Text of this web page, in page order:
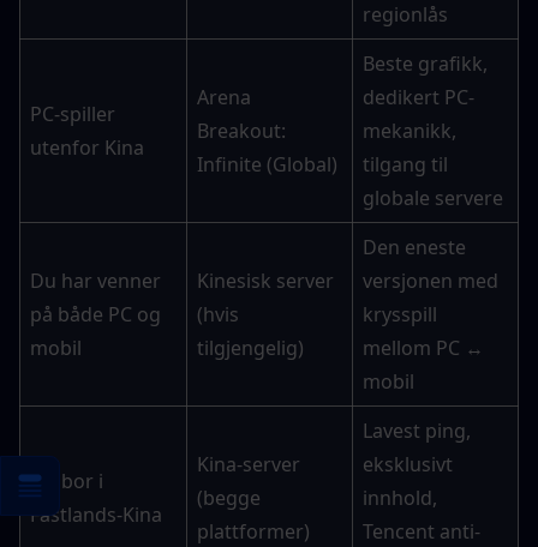
regionlås
PC-spiller
utenfor Kina
Arena
Breakout:
Infinite (Global)
Beste grafikk,
dedikert PC-
mekanikk,
tilgang til
globale servere
Du har venner
på både PC og
mobil
Kinesisk server
(hvis
tilgjengelig)
Den eneste
versjonen med
krysspill
mellom PC ↔
mobil
Du bor i
Fastlands-Kina
Kina-server
(begge
plattformer)
Lavest ping,
eksklusivt
innhold,
Tencent anti-